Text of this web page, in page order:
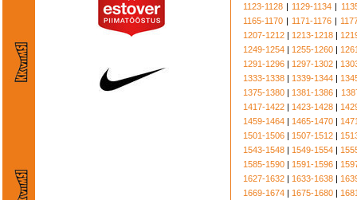
1123-1128 | 1129-1134 |
1165-1170 | 1171-1176|
1207-1212 | 1213-1218 |
1249-1254 | 1255-1260 |
1291-1296 | 1297-1302 |
1333-1338 | 1339-1344 |
1375-1380 | 1381-1386 |
1417-1422 | 1423-1428 |
1459-1464 | 1465-1470 |
1501-1506 | 1507-1512 |
1543-1548 | 1549-1554 |
1585-1590 | 1591-1596 |
1627-1632 | 1633-1638 |
1669-1674 | 1675-1680 |